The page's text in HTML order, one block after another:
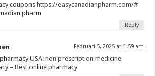
coupons https://easycanadianpharm.com/#
pharm
Reply
Februari 5, 2025 at 1:59 am
USA:non prescription medicine
– Best online pharmacy